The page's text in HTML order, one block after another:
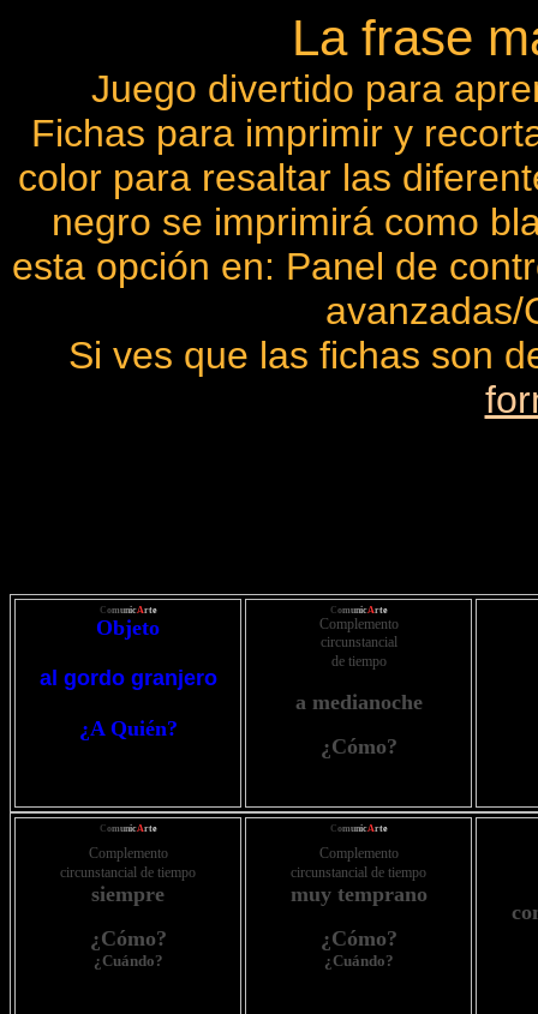
La frase
Juego divertido para
Fichas para imprimir y
color para resaltar las
negro se imprimirá como
esta opción en: Panel de
avanzadas/
Si ves que las fichas son
ComunicArte
Objeto
al gordo granjero
¿A Quién?
ComunicArte
Complemento
circunstancial
de tiempo
a medianoche
¿Cómo?
ComunicArte
Complemento
circunstancial de tiempo
siempre
¿Cómo?
¿Cuándo?
ComunicArte
Complemento
circunstancial de tiempo
muy temprano
¿Cómo?
¿Cuándo?